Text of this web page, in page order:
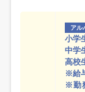
アル
小学
中学
高校
※給
※